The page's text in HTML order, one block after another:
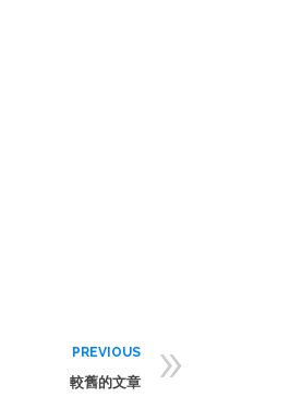
»
PREVIOUS
較舊的文章